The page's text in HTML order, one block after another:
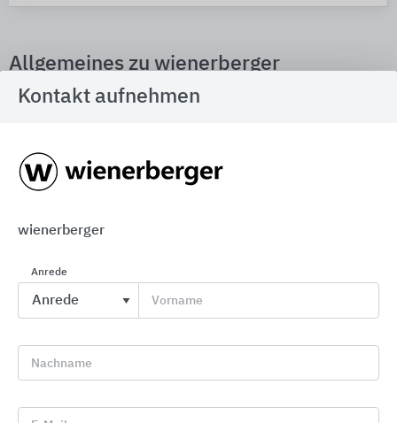
Allgemeines zu wienerberger
Kontakt aufnehmen
wienerberger
Anrede
Vorname
Nachname